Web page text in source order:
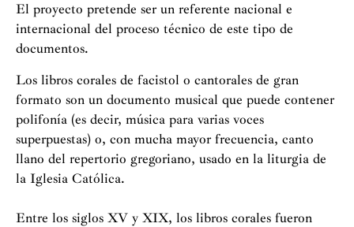
El proyecto pretende ser un referente nacional e
internacional del proceso técnico de este tipo de
documentos.
Los libros corales de facistol o cantorales de gran
formato son un documento musical que puede contener
polifonía (es decir, música para varias voces
superpuestas) o, con mucha mayor frecuencia, canto
llano del repertorio gregoriano, usado en la liturgia de
la Iglesia Católica.
Entre los siglos XV y XIX, los libros corales fueron